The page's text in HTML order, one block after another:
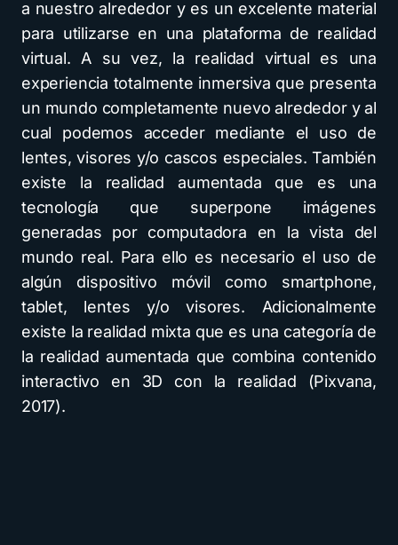
a nuestro alrededor y es un excelente material
para utilizarse en una plataforma de realidad
virtual. A su vez, la realidad virtual es una
experiencia totalmente inmersiva que presenta
un mundo completamente nuevo alrededor y al
cual podemos acceder mediante el uso de
lentes, visores y/o cascos especiales. También
existe la realidad aumentada que es una
tecnología que superpone imágenes
generadas por computadora en la vista del
mundo real. Para ello es necesario el uso de
algún dispositivo móvil como smartphone,
tablet, lentes y/o visores. Adicionalmente
existe la realidad mixta que es una categoría de
la realidad aumentada que combina contenido
interactivo en 3D con la realidad (Pixvana,
2017).